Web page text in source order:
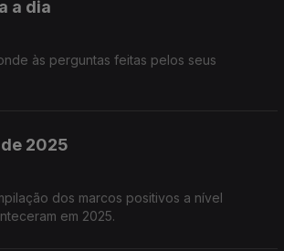
a dia
às perguntas feitas pelos seus
2025
dos marcos positivos a nível
em 2025.